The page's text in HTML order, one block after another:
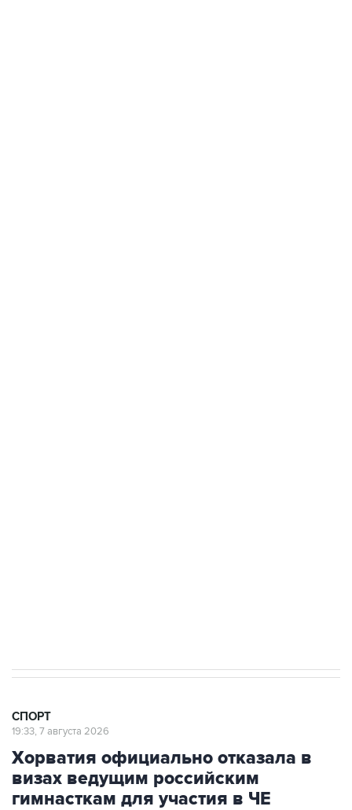
СПОРТ
19:33, 7 августа 2026
Хорватия официально отказала в
визах ведущим российским
гимнасткам для участия в ЧЕ